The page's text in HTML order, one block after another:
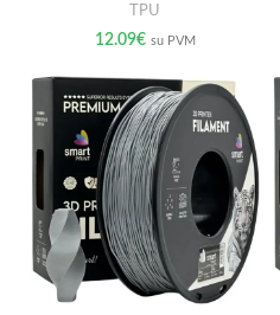
TPU
12.09€ su PVM